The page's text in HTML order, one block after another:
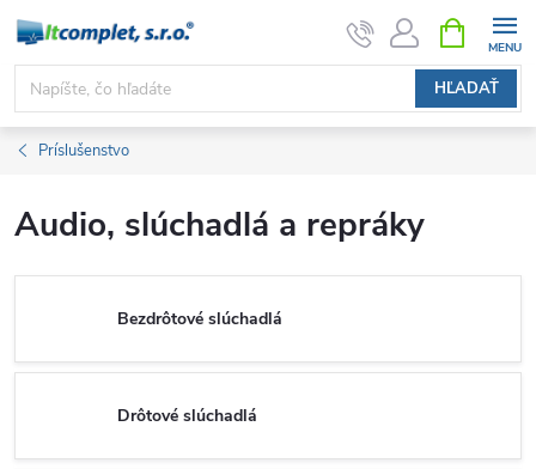
Prejsť
obsah
HĽADAŤ
KOŠÍK
Príslušenstvo
Audio, slúchadlá a repráky
Bezdrôtové slúchadlá
Drôtové slúchadlá